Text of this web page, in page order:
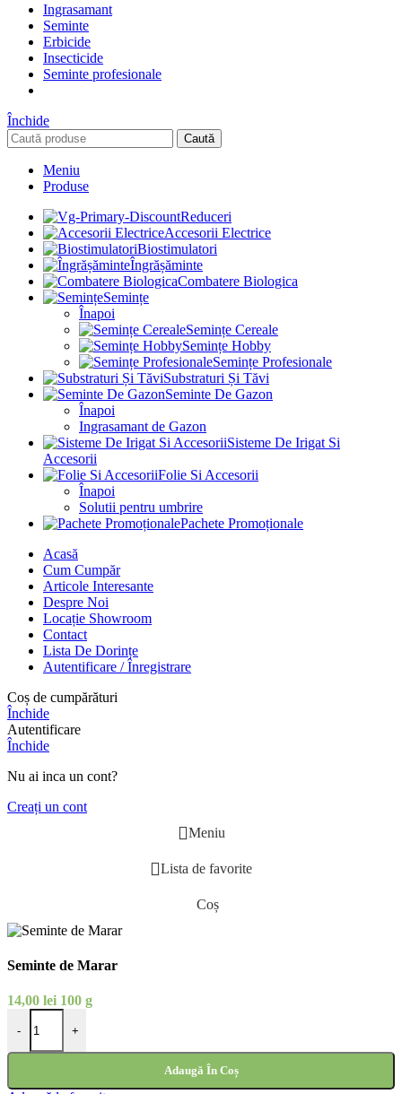
Ingrasamant
Seminte
Erbicide
Insecticide
Seminte profesionale
Închide
Caută
Meniu
Produse
Reduceri
Accesorii Electrice
Biostimulatori
Îngrășăminte
Combatere Biologica
Semințe
Înapoi
Semințe Cereale
Semințe Hobby
Semințe Profesionale
Substraturi Și Tăvi
Seminte De Gazon
Înapoi
Ingrasamant de Gazon
Sisteme De Irigat Si
Accesorii
Folie Si Accesorii
Înapoi
Solutii pentru umbrire
Pachete Promoționale
Acasă
Cum Cumpăr
Articole Interesante
Despre Noi
Locație Showroom
Contact
Lista De Dorințe
Autentificare / Înregistrare
Coș de cumpărături
Închide
Autentificare
Închide
Nu ai inca un cont?
Creați un cont
Meniu
Lista de favorite
Coș
Seminte de Marar
14,00 lei 100 g
-
Cantitate Seminte de Marar
+
Adaugă În Coș